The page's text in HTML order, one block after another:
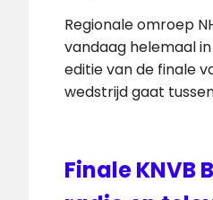
Regionale omroep
vandaag helemaal
editie van de finale
wedstrijd gaat
Finale KNVB